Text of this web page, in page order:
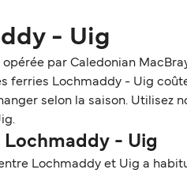
- Uig
par Caledonian
ferries Lochmaddy - Uig
selon la saison. Utilisez
Lochmaddy - Uig
Lochmaddy et Uig a